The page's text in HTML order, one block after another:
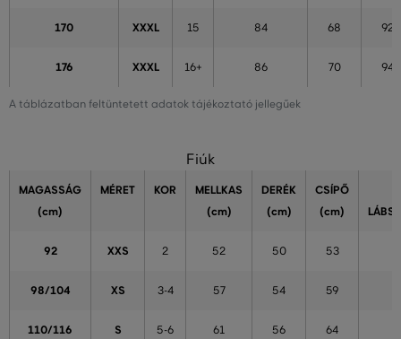
A táblázatban feltüntetett adatok tájékoztató jellegűek
170 XXXL 15 84 68 92
176 XXXL 16+ 86 70 94
Fiúk
MAGASSÁG
(cm)
MÉRET KOR
MELLKAS
(cm)
DERÉK
(cm)
CSÍPŐ
(cm)
92 XXS 2 52 50 53
98/104 XS 3-4 57 54 59
110/116 S 5-6 61 56 64